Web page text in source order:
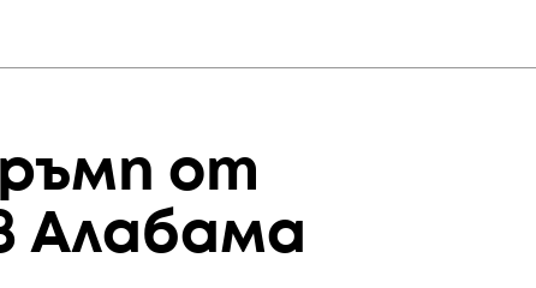
от
Алабама